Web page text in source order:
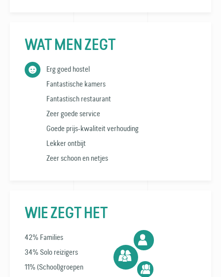
WAT MEN ZEGT
Erg goed hostel
Fantastische kamers
Fantastisch restaurant
Zeer goede service
Goede prijs-kwaliteit verhouding
Lekker ontbijt
Zeer schoon en netjes
WIE ZEGT HET
42% Families
34% Solo reizigers
11% (School)groepen